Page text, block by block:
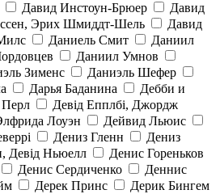
Давид Инстоун-Брюер
Давид
Эрих Шмиддт-Шель
Давид
Даниель Смит
Даниил
Даниил Умнов
Зименс
Даниэль Шефер
Дарья Баданина
Дебби и
Девід Епплбі, Джордж
Лоуэн
Дейвид Льюис
Дениз Гленн
Дениз
Девід Ньюелл
Денис Гореньков
Денис Сердиченко
Деннис
Дерек Принс
Дерик Бингем